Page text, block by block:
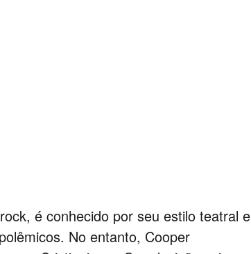
é conhecido por seu estilo teatral e
No entanto, Cooper